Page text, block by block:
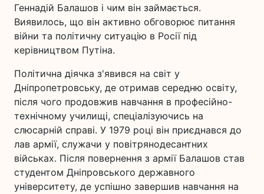
Геннадій Балашов і чим він займається.
Виявилось, що він активно обговорює питання
війни та політичну ситуацію в Росії під
керівництвом Путіна.
Політична діячка з'явився на світ у
Дніпропетровську, де отримав середню освіту,
після чого продовжив навчання в професійно-
технічному училищі, спеціалізуючись на
слюсарній справі. У 1979 році він приєднався до
лав армії, служачи у повітрянодесантних
військах. Після повернення з армії Балашов став
студентом Дніпровського державного
університету, де успішно завершив навчання на